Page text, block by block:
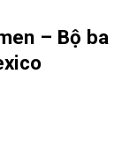
– Bộ ba